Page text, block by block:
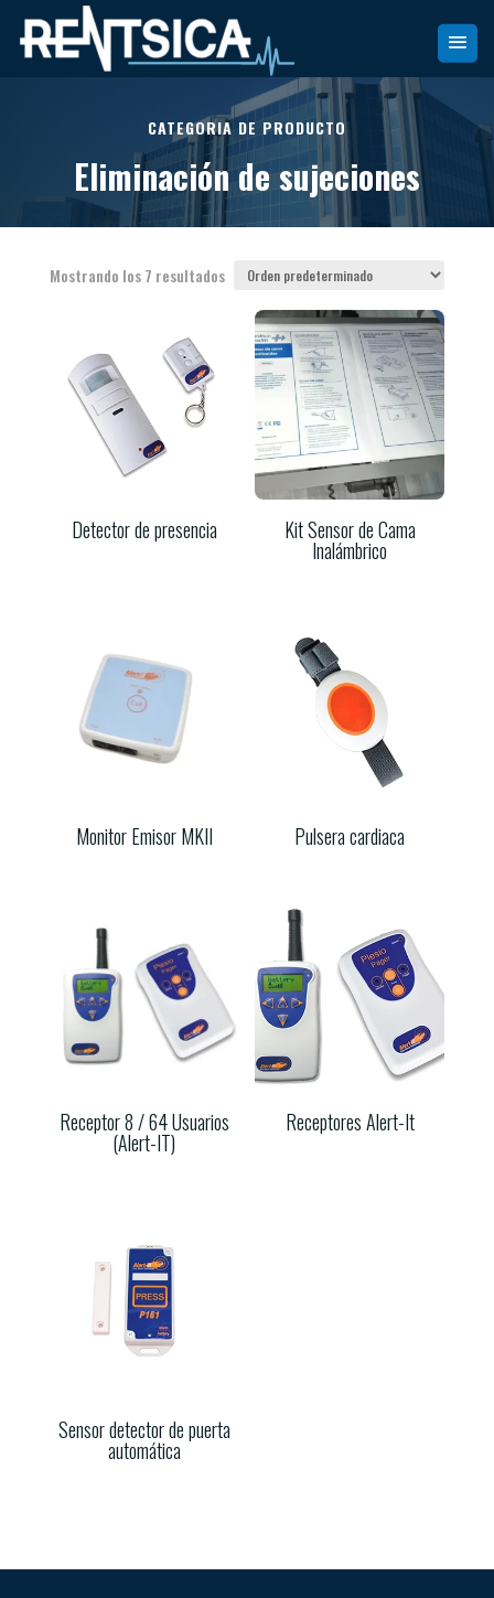
CATEGORIA DE PRODUCTO
Eliminación de sujeciones
Mostrando los 7 resultados
Detector de presencia Kit Sensor de Cama
Inalámbrico
Monitor Emisor MKII Pulsera cardiaca
Receptor 8 / 64 Usuarios
(Alert-IT)
Receptores Alert-It
Sensor detector de puerta
automática